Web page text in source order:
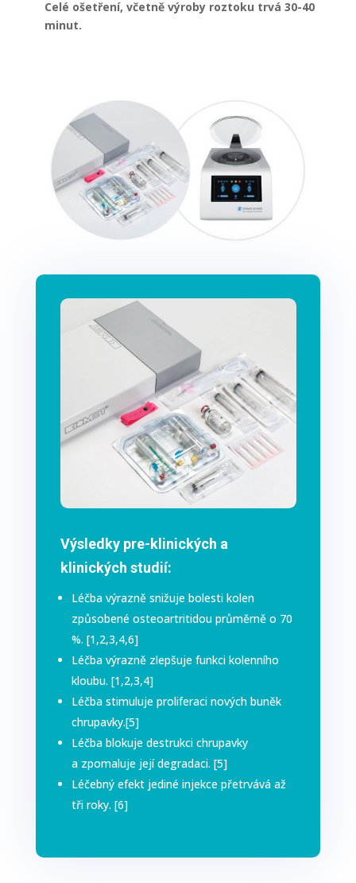
Celé ošetření, včetně výroby roztoku trvá 30-40
minut.
Výsledky pre-klinických a
klinických studií:
Léčba výrazně snižuje bolesti kolen
způsobené osteoartritidou průměrně o 70
%. [1,2,3,4,6]
Léčba výrazně zlepšuje funkci kolenního
kloubu. [1,2,3,4]
Léčba stimuluje proliferaci nových buněk
chrupavky.[5]
Léčba blokuje destrukci chrupavky
a zpomaluje její degradaci. [5]
Léčebný efekt jediné injekce přetrvává až
tři roky. [6]